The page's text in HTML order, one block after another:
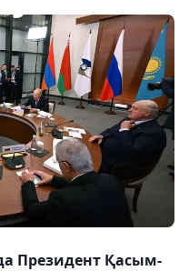
Президент Қасым-